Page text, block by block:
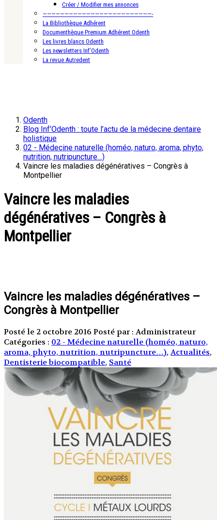
Créer / Modifier mes annonces
—————————————————————————-
La Bibliothèque Adhérent
Documenthèque Premium Adhérent Odenth
Les livres blancs Odenth
Les newsletters Inf’Odenth
La revue Autredent
Odenth
Blog Inf’Odenth : toute l’actu de la médecine dentaire
holistique
02 - Médecine naturelle (homéo, naturo, aroma, phyto,
nutrition, nutripuncture…)
Vaincre les maladies dégénératives – Congrès à
Montpellier
Vaincre les maladies
dégénératives – Congrès à
Montpellier
Vaincre les maladies dégénératives –
Congrès à Montpellier
Posté le 2 octobre 2016 Posté par : Administrateur
Catégories : 02 - Médecine naturelle (homéo, naturo,
aroma, phyto, nutrition, nutripuncture…),Actualités,
Dentisterie biocompatible, Santé